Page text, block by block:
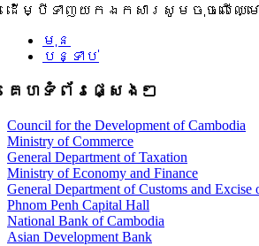
ដើម្បីទាញយកឯកសារសូមចុចលើឈ្មោះ
មុន
បន្ទាប់
គេហទំព័រផ្សេងៗ
Council for the Development of Cambodia
Ministry of Commerce
General Department of Taxation
Ministry of Economy and Finance
General Department of Customs and Excise
Phnom Penh Capital Hall
National Bank of Cambodia
Asian Development Bank